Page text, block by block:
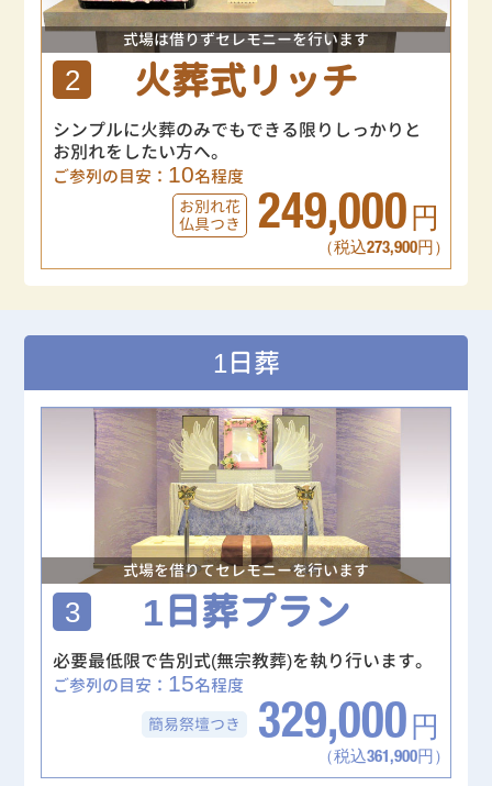
式場は借りずセレモニーを行います
2 火葬式リッチ
シンプルに火葬のみでもできる限りしっかりと
お別れをしたい方へ。
ご参列の目安： 10名程度
お別れ花
仏具つき
249,000 円
（税込273,900円）
1日葬
式場を借りてセレモニーを行います
3 1日葬プラン
必要最低限で告別式(無宗教葬)を執り行います。
ご参列の目安： 15名程度
簡易祭壇つき 329,000 円
（税込361,900円）